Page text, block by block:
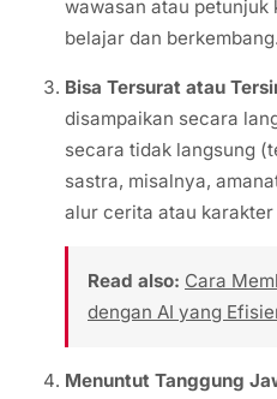
wawasan atau petunjuk
belajar dan berkembang.
Bisa Tersurat atau
disampaikan secara
secara tidak langsung
sastra, misalnya,
alur cerita atau karakter
Read also: Cara
dengan AI yang
Menuntut Tanggung